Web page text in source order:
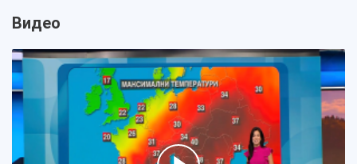
Видео